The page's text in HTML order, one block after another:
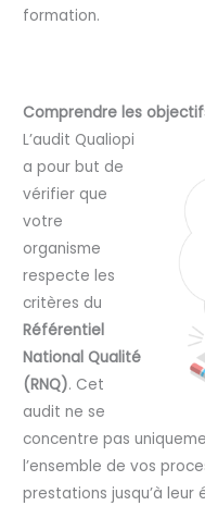
formation.
Comprendre les
L’audit Qualiopi
a pour but de
vérifier que
votre
organisme
respecte les
critères du
Référentiel
National Qualité
(RNQ). Cet
audit ne se
concentre pas
l’ensemble de vos
prestations jusqu’à leur